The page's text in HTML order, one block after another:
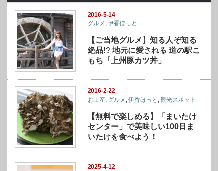
2016-5-14
グルメ ,伊香ほっと
【ご当地グルメ】知る人ぞ知る
絶品!? 地元に愛される 道の駅こ
もち「上州豚カツ丼」
2016-2-22
お土産 グルメ ,伊香ほっと ,観光スポット
【無料で楽しめる】「まいたけ
センター」で美味しい100日ま
いたけを食べよう！
2025-4-12